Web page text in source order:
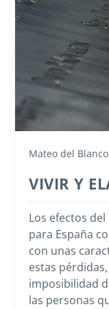
Mateo del Blanco
VIVIR Y
Los efectos
para España
con unas
estas
imposibilidad
las personas